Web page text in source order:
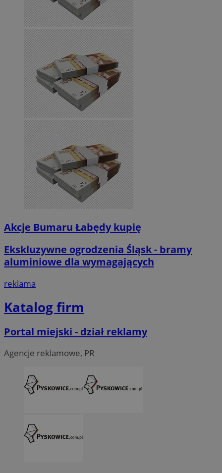
Akcje Bumaru Łabędy kupię
Ekskluzywne ogrodzenia Śląsk - bramy
aluminiowe dla wymagających
reklama
Katalog firm
Portal miejski - dział reklamy
Agencje reklamowe, PR